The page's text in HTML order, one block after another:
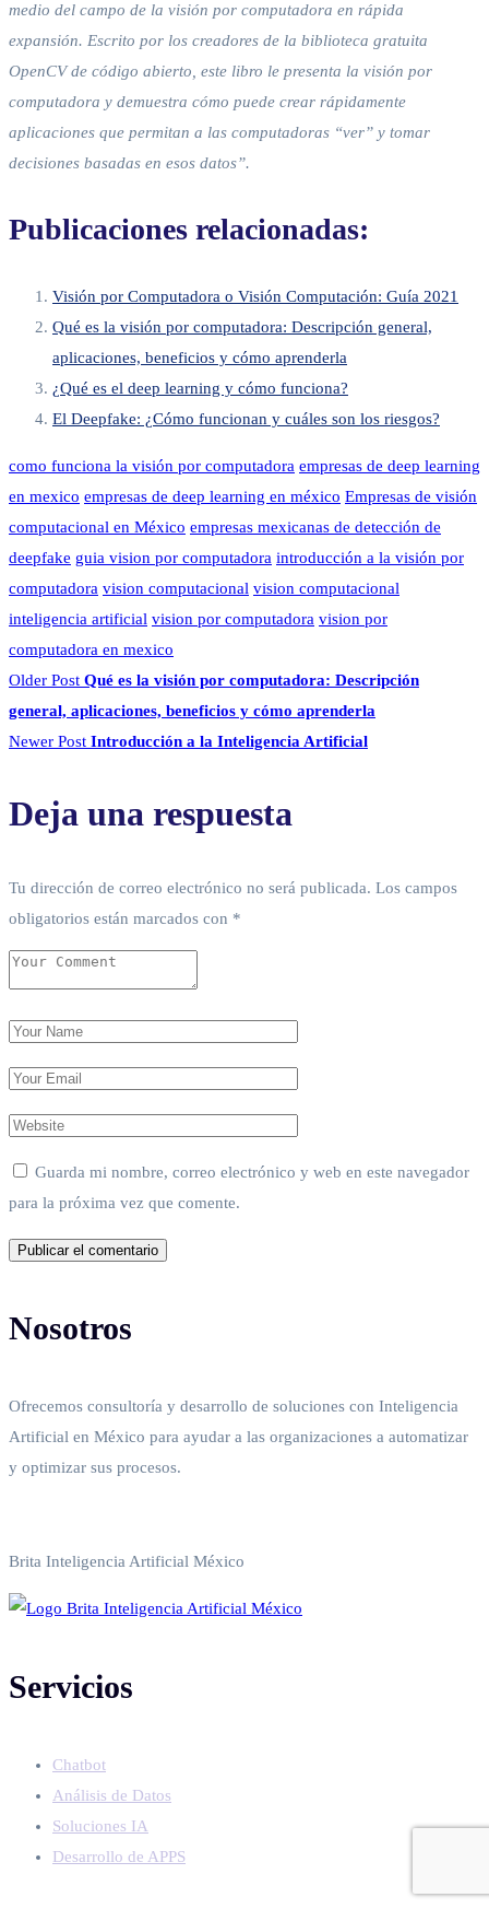
medio del campo de la visión por computadora en rápida
expansión. Escrito por los creadores de la biblioteca gratuita
OpenCV de código abierto, este libro le presenta la visión por
computadora y demuestra cómo puede crear rápidamente
aplicaciones que permitan a las computadoras “ver” y tomar
decisiones basadas en esos datos”.
Publicaciones relacionadas:
Visión por Computadora o Visión Computación: Guía 2021
Qué es la visión por computadora: Descripción general,
aplicaciones, beneficios y cómo aprenderla
¿Qué es el deep learning y cómo funciona?
El Deepfake: ¿Cómo funcionan y cuáles son los riesgos?
como funciona la visión por computadora empresas de deep learning
en mexico empresas de deep learning en méxico Empresas de visión
computacional en México empresas mexicanas de detección de
deepfake guia vision por computadora introducción a la visión por
computadora vision computacional vision computacional
inteligencia artificial vision por computadora vision por
computadora en mexico
Older Post Qué es la visión por computadora: Descripción
general, aplicaciones, beneficios y cómo aprenderla
Newer Post Introducción a la Inteligencia Artificial
Deja una respuesta
Tu dirección de correo electrónico no será publicada. Los campos
obligatorios están marcados con *
Guarda mi nombre, correo electrónico y web en este navegador
para la próxima vez que comente.
Nosotros
Ofrecemos consultoría y desarrollo de soluciones con Inteligencia
Artificial en México para ayudar a las organizaciones a automatizar
y optimizar sus procesos.
Brita Inteligencia Artificial México
Servicios
Chatbot
Análisis de Datos
Soluciones IA
Desarrollo de APPS